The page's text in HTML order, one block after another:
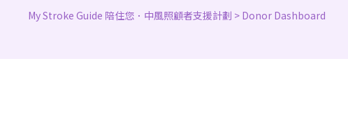
My Stroke Guide 陪住您．中風照顧者支援計劃 > Donor Dashboard